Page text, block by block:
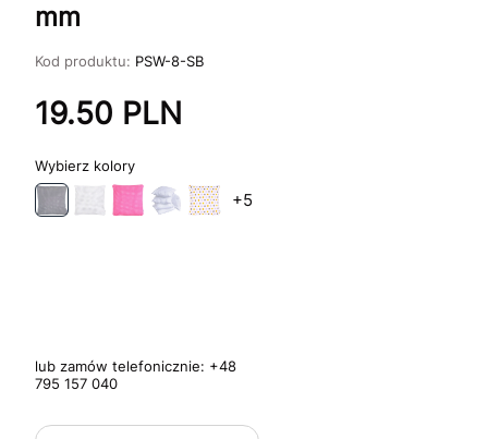
mm
Kod produktu: PSW-8-SB
19.50 PLN
kolory
+5
lub zamów telefonicznie: +48
795 157 040